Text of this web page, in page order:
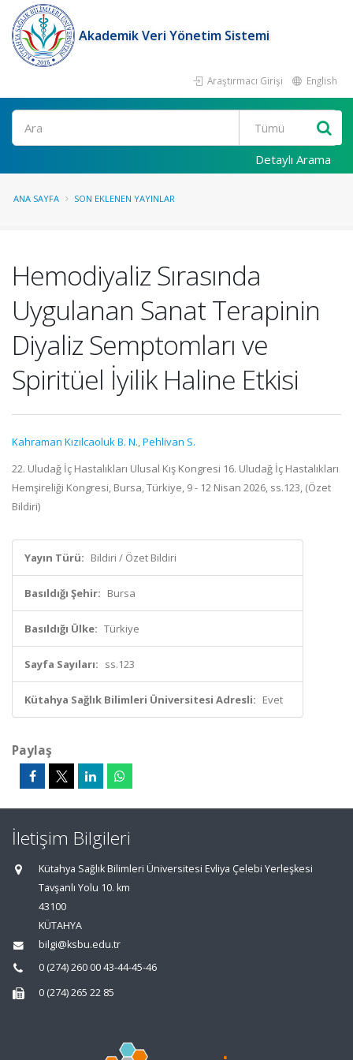
Akademik Veri Yönetim Sistemi
Araştırmacı Girişi English
Ara
Detaylı Arama
ANA SAYFA SON EKLENEN YAYINLAR
Hemodiyaliz Sırasında
Uygulanan Sanat Terapinin
Diyaliz Semptomları ve
Spiritüel İyilik Haline Etkisi
Kahraman Kızılcaoluk B. N.,Pehlivan S.
22. Uludağ İç Hastalıkları Ulusal Kış Kongresi 16. Uludağ İç Hastalıkları
Hemşireliği Kongresi, Bursa, Türkiye, 9 - 12 Nisan 2026, ss.123, (Özet
Bildiri)
Yayın Türü: Bildiri / Özet Bildiri
Basıldığı Şehir: Bursa
Basıldığı Ülke: Türkiye
Sayfa Sayıları: ss.123
Kütahya Sağlık Bilimleri Üniversitesi Adresli: Evet
Paylaş
İletişim Bilgileri
Kütahya Sağlık Bilimleri Üniversitesi Evliya Çelebi Yerleşkesi
Tavşanlı Yolu 10. km
43100
KÜTAHYA
bilgi@ksbu.edu.tr
0 (274) 260 00 43-44-45-46
0 (274) 265 22 85